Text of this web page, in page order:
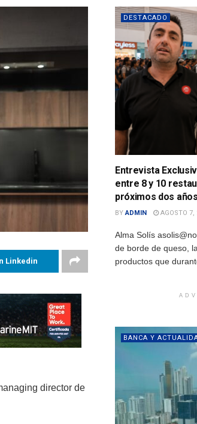
Linkedin
director de
DESTACADO
Entrevista
entre 8 y 10
próximos dos años
BY ADMIN AGOSTO 7,
Alma Solís
de borde de queso,
productos que
BANCA Y